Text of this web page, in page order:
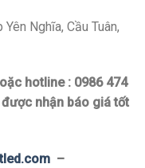
Nghĩa, Cầu Tuân,
hotline : 0986 474
nhận báo giá tốt
–